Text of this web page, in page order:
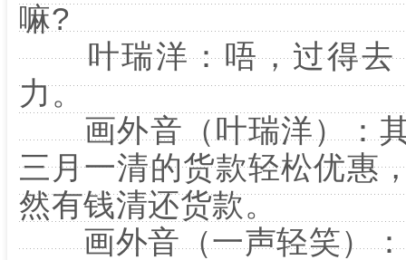
嘛?
叶瑞洋：唔，过得去
力。
画外音（叶瑞洋）：其
三月一清的货款轻松优惠
然有钱清还货款。
画外音（一声轻笑）：